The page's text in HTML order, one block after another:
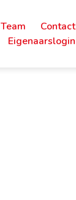
Team
Contact
Eigenaarslogin